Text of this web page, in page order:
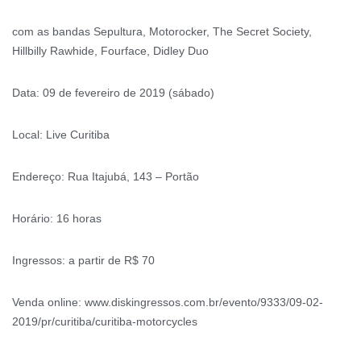
com as bandas Sepultura, Motorocker, The Secret Society,
Hillbilly Rawhide, Fourface, Didley Duo
Data: 09 de fevereiro de 2019 (sábado)
Local: Live Curitiba
Endereço: Rua Itajubá, 143 – Portão
Horário: 16 horas
Ingressos: a partir de R$ 70
Venda online: www.diskingressos.com.br/evento/9333/09-02-
2019/pr/curitiba/curitiba-motorcycles